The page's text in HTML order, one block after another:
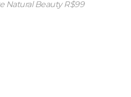
Natural Beauty R$99